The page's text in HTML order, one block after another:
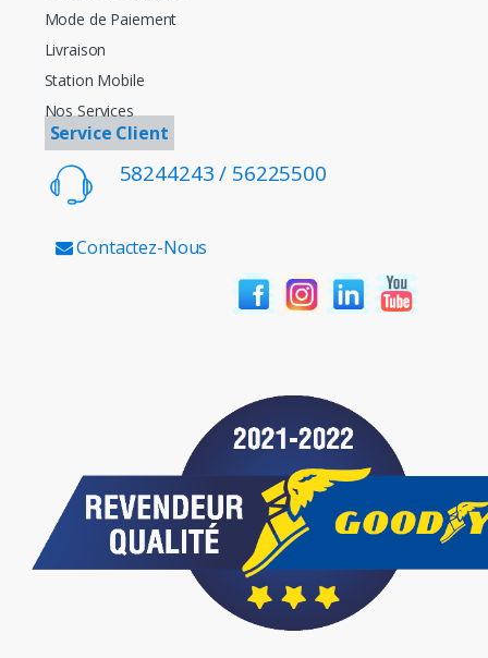
Mode de Paiement
Livraison
Station Mobile
Nos Services
Service Client
58244243 / 56225500
Contactez-Nous